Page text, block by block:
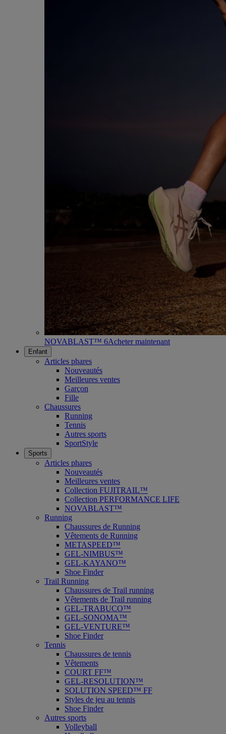
NOVABLAST™ 6Acheter maintenant
Enfant
Articles phares
Nouveautés
Meilleures ventes
Garçon
Fille
Chaussures
Running
Tennis
Autres sports
SportStyle
Sports
Articles phares
Nouveautés
Meilleures ventes
Collection FUJITRAIL™
Collection PERFORMANCE LIFE
NOVABLAST™
Running
Chaussures de Running
Vêtements de Running
METASPEED™
GEL-NIMBUS™
GEL-KAYANO™
Shoe Finder
Trail Running
Chaussures de Trail running
Vêtements de Trail running
GEL-TRABUCO™
GEL-SONOMA™
GEL-VENTURE™
Shoe Finder
Tennis
Chaussures de tennis
Vêtements
COURT FF™
GEL-RESOLUTION™
SOLUTION SPEED™ FF
Styles de jeu au tennis
Shoe Finder
Autres sports
Volleyball